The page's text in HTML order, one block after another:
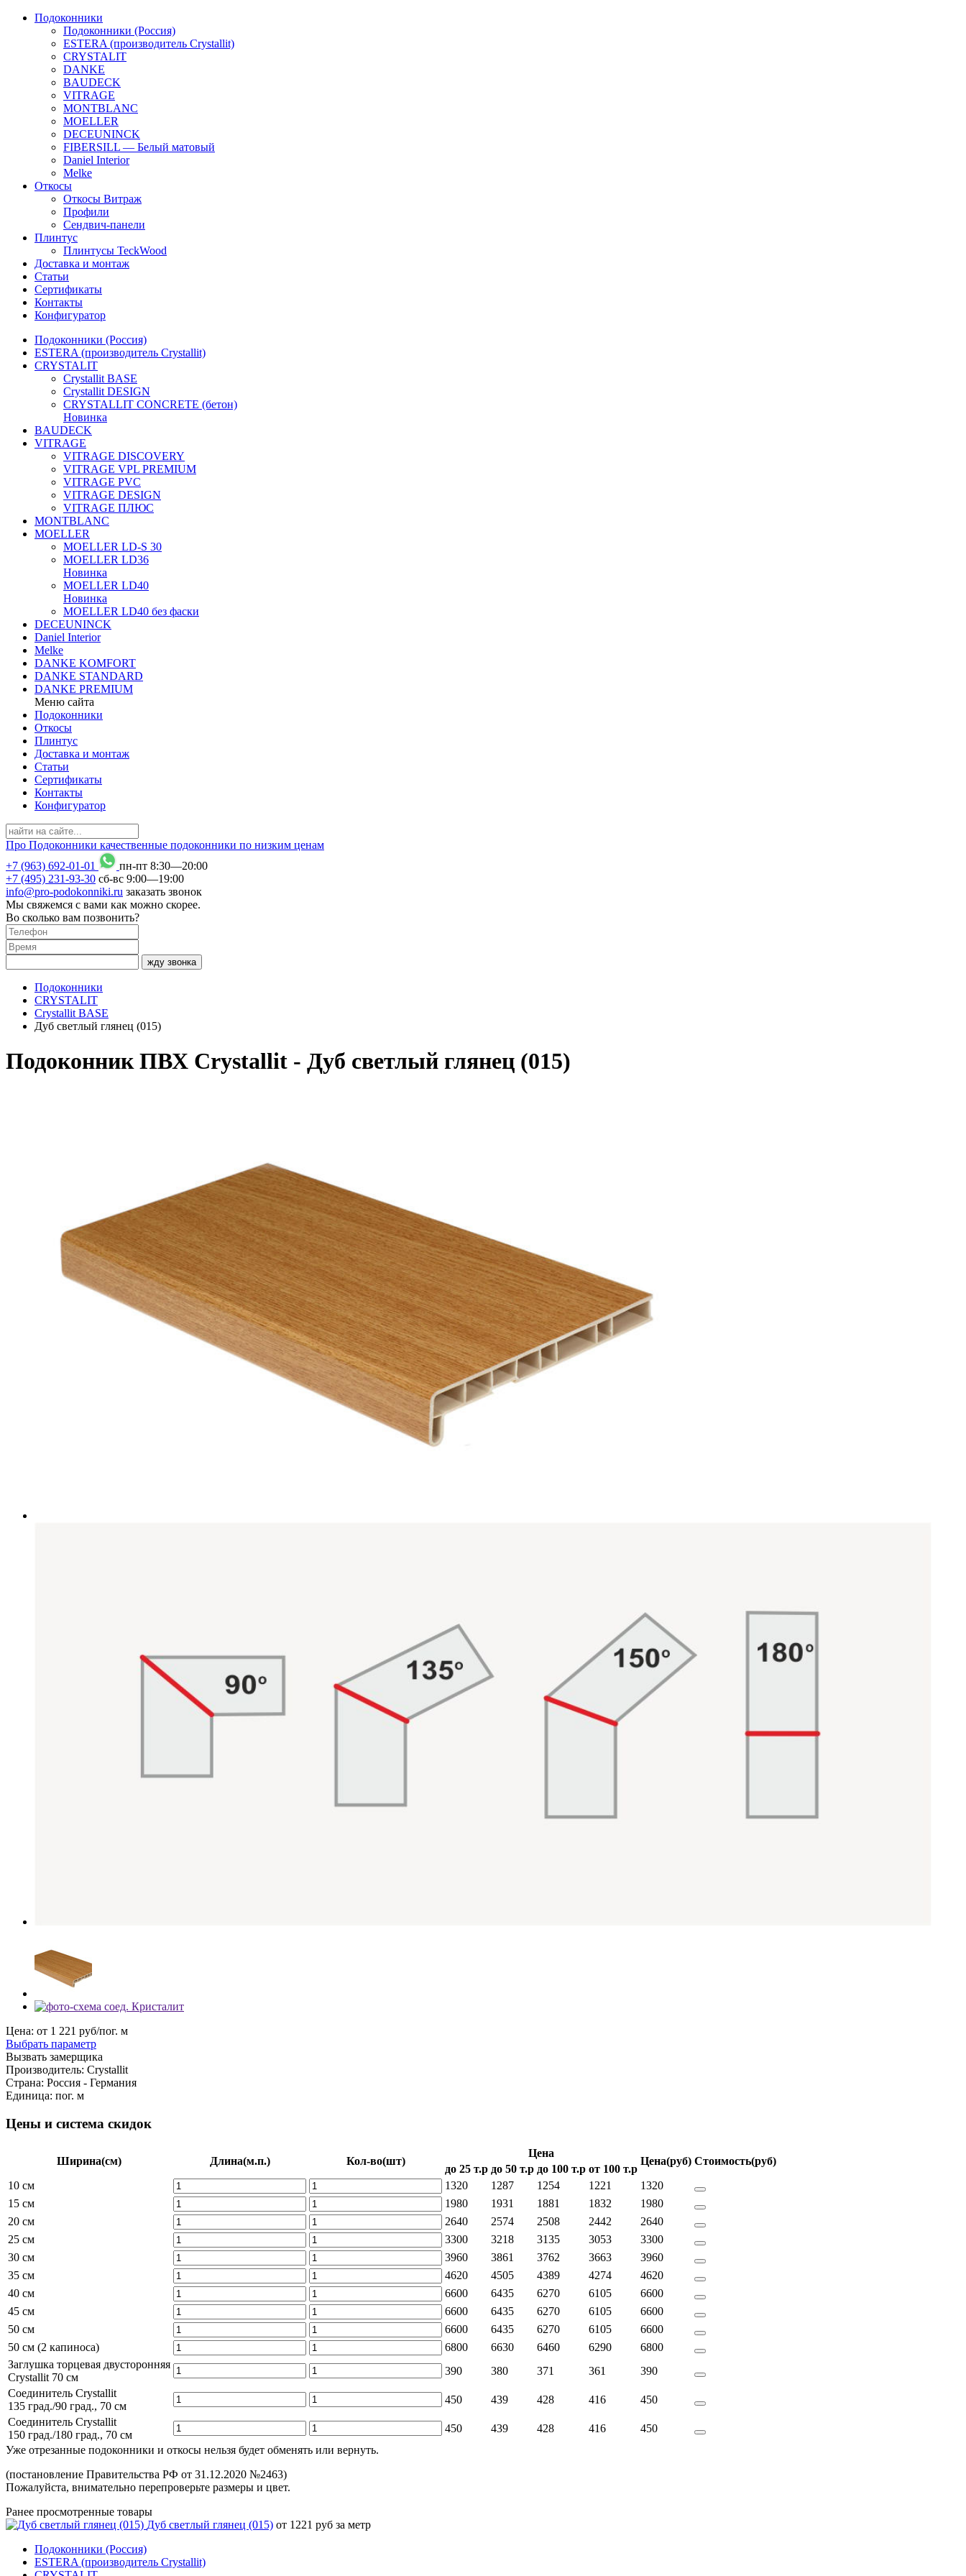
Подоконники
Подоконники (Россия)
ESTERA (производитель Crystallit)
CRYSTALIT
DANKE
BAUDECK
VITRAGE
MONTBLANC
MOELLER
DECEUNINCK
FIBERSILL — Белый матовый
Daniel Interior
Melke
Откосы
Откосы Витраж
Профили
Сендвич-панели
Плинтус
Плинтусы TeckWood
Доставка и монтаж
Статьи
Сертификаты
Контакты
Конфигуратор
Подоконники (Россия)
ESTERA (производитель Crystallit)
CRYSTALIT
Crystallit BASE
Crystallit DESIGN
CRYSTALLIT CONCRETE (бетон)
Новинка
BAUDECK
VITRAGE
VITRAGE DISCOVERY
VITRAGE VPL PREMIUM
VITRAGE PVC
VITRAGE DESIGN
VITRAGE ПЛЮС
MONTBLANC
MOELLER
MOELLER LD-S 30
MOELLER LD36
Новинка
MOELLER LD40
Новинка
MOELLER LD40 без фаски
DECEUNINCK
Daniel Interior
Melke
DANKE KOMFORT
DANKE STANDARD
DANKE PREMIUM
Меню сайта
Подоконники
Откосы
Плинтус
Доставка и монтаж
Статьи
Сертификаты
Контакты
Конфигуратор
Про Подоконники качественные подоконники по низким ценам
+7 (963) 692-01-01
пн-пт 8:30—20:00
+7 (495) 231-93-30 сб-вс 9:00—19:00
info@pro-podokonniki.ru заказать звонок
Мы свяжемся с вами как можно скорее.
Во сколько вам позвонить?
жду звонка
Подоконники
CRYSTALIT
Crystallit BASE
Дуб светлый глянец (015)
Подоконник ПВХ Crystallit - Дуб светлый глянец (015)
Цена: от 1 221 руб/пог. м
Выбрать параметр
Вызвать замерщика
Производитель: Crystallit
Страна: Россия - Германия
Единица: пог. м
Цены и система скидок
Ширина(см) Длина(м.п.) Кол-во(шт)
Цена
Цена(руб) Стоимость(руб)
до 25 т.р до 50 т.р до 100 т.р от 100 т.р
10 см
1320 1287 1254 1221
1320
15 см
1980 1931 1881 1832
1980
20 см
2640 2574 2508 2442
2640
25 см
3300 3218 3135 3053
3300
30 см
3960 3861 3762 3663
3960
35 см
4620 4505 4389 4274
4620
40 см
6600 6435 6270 6105
6600
45 см
6600 6435 6270 6105
6600
50 см
6600 6435 6270 6105
6600
50 см (2 капиноса)
6800 6630 6460 6290
6800
Заглушка торцевая двусторонняя
Crystallit 70 см
390 380 371 361
390
Соединитель Crystallit
135 град./90 град., 70 см
450 439 428 416
450
Соединитель Crystallit
150 град./180 град., 70 см
450 439 428 416
450
Уже отрезанные подоконники и откосы нельзя будет обменять или вернуть.
(постановление Правительства РФ от 31.12.2020 №2463)
Пожалуйста, внимательно перепроверьте размеры и цвет.
Ранее просмотренные товары
Дуб светлый глянец (015) от 1221 руб за метр
Подоконники (Россия)
ESTERA (производитель Crystallit)